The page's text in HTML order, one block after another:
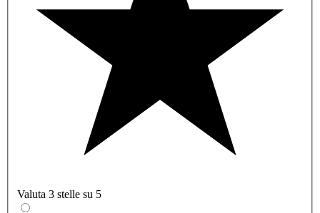
Valuta 3 stelle su 5